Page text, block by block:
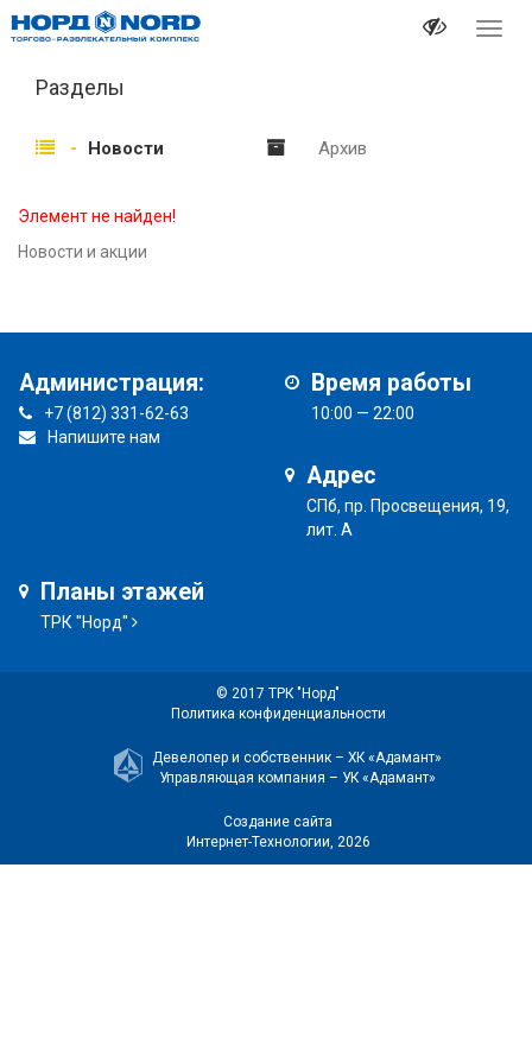
Разделы
Новости Архив
Элемент не найден!
Новости и акции
Администрация:
+7 (812) 331-62-63
Напишите нам
Время работы
10:00 — 22:00
Адрес
СПб, пр. Просвещения, 19,
лит. А
Планы этажей
ТРК "Норд"
© 2017 ТРК "Норд"
Политика конфиденциальности
Девелопер и собственник – ХК «Адамант»
Управляющая компания – УК «Адамант»
Создание сайта
Интернет-Технологии, 2026